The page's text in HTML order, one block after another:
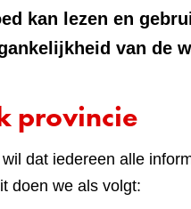
kan lezen en
van de
provincie
dat iedereen alle
doen we als volgt: